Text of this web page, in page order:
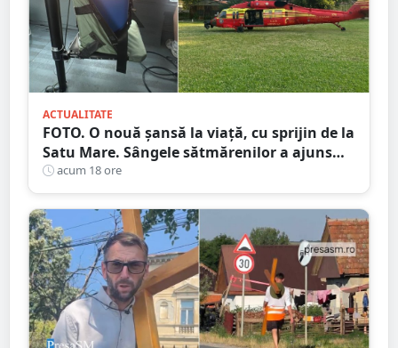
ACTUALITATE
FOTO. O nouă șansă la viață, cu sprijin de la
Satu Mare. Sângele sătmărenilor a ajuns
într-o misiune contra cronometru pentru
un transplant hepatic
acum 18 ore